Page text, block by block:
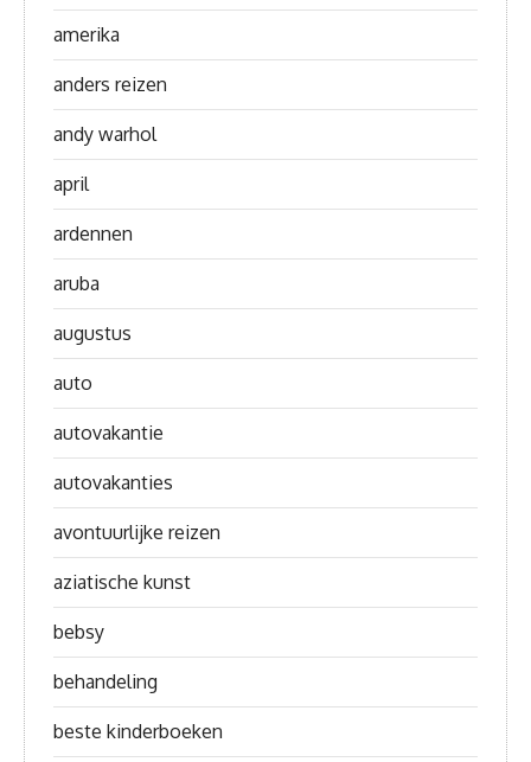
amerika
anders reizen
andy warhol
april
ardennen
aruba
augustus
auto
autovakantie
autovakanties
avontuurlijke reizen
aziatische kunst
bebsy
behandeling
beste kinderboeken